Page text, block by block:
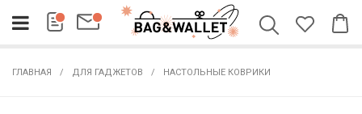
ГЛАВНАЯ ДЛЯ ГАДЖЕТОВ НАСТОЛЬНЫЕ КОВРИКИ